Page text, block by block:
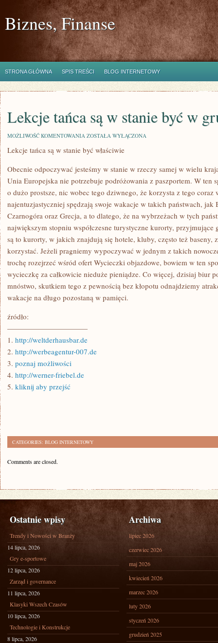
Biznes, Finanse
STRONA GŁÓWNA SPIS TREŚCI BLOG INTERNETOWY
Lekcje tańca są w stanie być w
MOŻLIWOŚĆ KOMENTOWANIA LEKCJE
SĄ
W
BYĆ
W
GRUNCIE
RZECZY
ZOSTAŁA WYŁĄCZONA
Lekcje tańca są w stanie być właściwie
Obecnie odpoczywać jesteśmy w stanie w rzeczy samej w wielu
Unia Europejska nie potrzebuje podróżowania z paszportem. W ten
o dużo prostsze, nic wobec tego dziwnego, że korzysta z tego coraz
najentuzjastyczniej spędzają swoje wakacje w takich państwach, jak
Czarnogóra oraz Grecja, a to dlatego, że na wybrzeżach w tych
największym stopniu współczesne turystyczne kurorty, przyjmujące
są to kurorty, w jakich znajdują się hotele, kluby, często też baseny,
korzystać. Jeżeli pragniemy wypoczywać w jednym z takich
trochę rozejrzeć wśród ofert Wycieczki objazdowe, bowiem w ten
wycieczkę za całkowicie nieduże pieniądze. Co więcej, dzisiaj biur
mnóstwo, skutkiem tego z pewnością bez kłopotu odnajdziemy
wakacje na długo pozostaną w pamięci.
źródło:
———————————
1. http://weltderhausbar.de
2. http://werbeagentur-007.de
3. poznaj możliwości
4. http://werner-friebel.de
5. kliknij aby przejść
CATEGORIES: BLOG INTERNETOWY
Comments are closed.
Ostatnie wpisy
Trendy i Nowości w Branży
14 lipca, 2026
Gry e-sportowe
12 lipca, 2026
Zarząd i governance
11 lipca, 2026
Klasyki Wszech Czasów
10 lipca, 2026
Technologie i Konstrukcje
8 lipca, 2026
Archiwa
lipiec 2026
czerwiec 2026
maj 2026
kwiecień 2026
marzec 2026
luty 2026
styczeń 2026
grudzień 2025